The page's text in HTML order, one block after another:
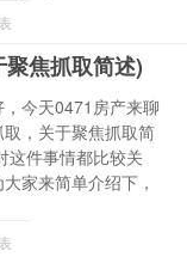
焦抓取简述)
今天0471房产来聊
，关于聚焦抓取简
这件事情都比较关
家来简单介绍下，